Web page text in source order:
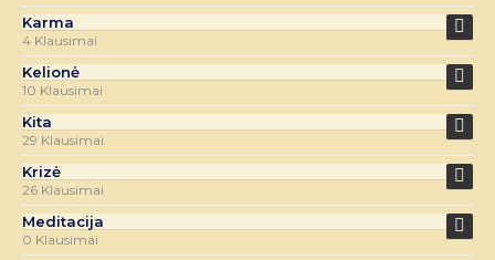
Karma
4 Klausimai
Kelionė
10 Klausimai
Kita
29 Klausimai
Krizė
26 Klausimai
Meditacija
0 Klausimai